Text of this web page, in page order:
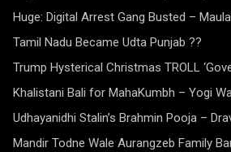
Huge: Digital Arrest Gang Busted –
Tamil Nadu Became Udta Punjab ??
Trump Hysterical Christmas TROLL
Khalistani Bali for MahaKumbh – Yogi
Udhayanidhi Stalin’s Brahmin Pooja –
Mandir Todne Wale Aurangzeb Family